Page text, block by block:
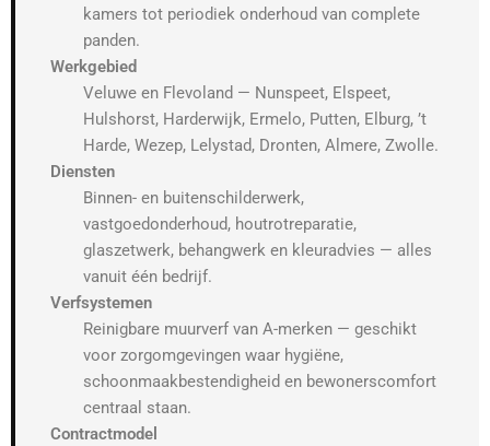
kamers tot periodiek onderhoud van complete
panden.
Werkgebied
Veluwe en Flevoland — Nunspeet, Elspeet,
Hulshorst, Harderwijk, Ermelo, Putten, Elburg, ’t
Harde, Wezep, Lelystad, Dronten, Almere, Zwolle.
Diensten
Binnen- en buitenschilderwerk,
vastgoedonderhoud, houtrotreparatie,
glaszetwerk, behangwerk en kleuradvies — alles
vanuit één bedrijf.
Verfsystemen
Reinigbare muurverf van A-merken — geschikt
voor zorgomgevingen waar hygiëne,
schoonmaakbestendigheid en bewonerscomfort
centraal staan.
Contractmodel